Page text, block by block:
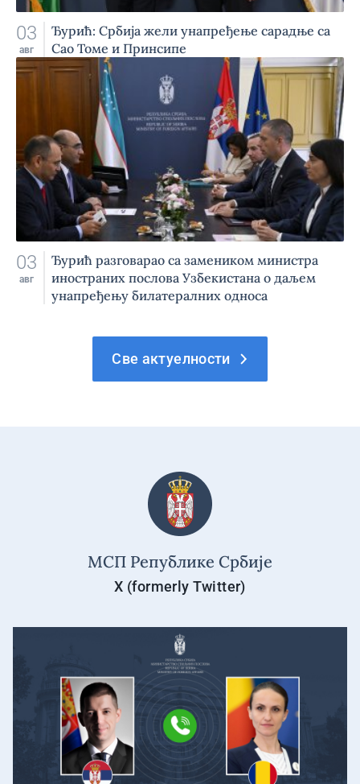
03
авг
Ђурић: Србија жели унапређење сарадње са
Сао Томе и Принсипе
03
авг
Ђурић разговарао са замеником министра
иностраних послова Узбекистана о даљем
унапређењу билатералних односа
Све актуелности
МСП Републике Србије
X (formerly Twitter)